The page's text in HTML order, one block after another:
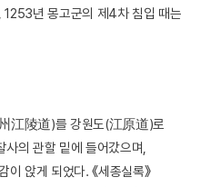
1253년 몽고군의 제4차 침입 때는
江陵道)를 강원도(江原道)로
의 관할 밑에 들어갔으며,
앉게 되었다. 《세종실록》